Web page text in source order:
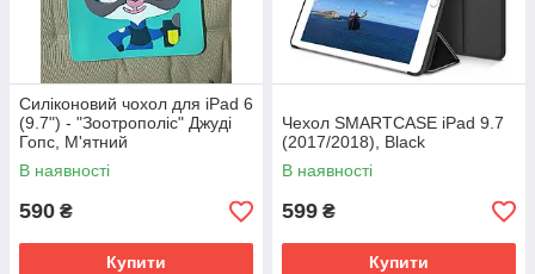
Силіконовий чохол для iPad 6
(9.7") - "Зоотрополіс" Джуді
Гопс, М'ятний
В наявності
590 ₴
Купити
Чехол SMARTCASE iPad 9.7
(2017/2018), Black
В наявності
599 ₴
Купити